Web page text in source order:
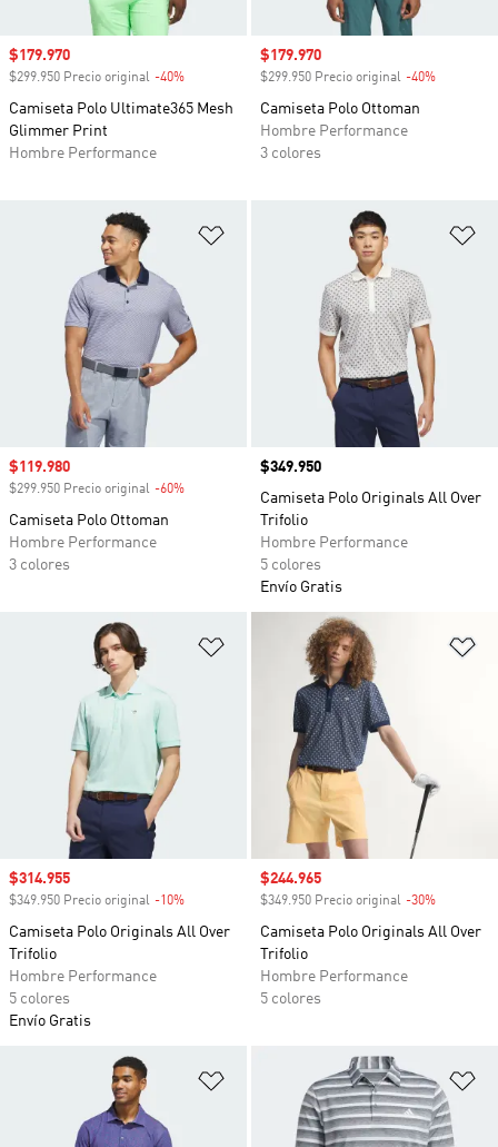
Precio de venta
$179.970
$299.950 Precio original -40%
Camiseta Polo Ultimate365 Mesh
Glimmer Print
Hombre Performance
Precio de venta
$179.970
$299.950 Precio original -40%
Camiseta Polo Ottoman
Hombre Performance
3 colores
Añadir a la lista de deseos
Precio de venta
$119.980
$299.950 Precio original -60%
Camiseta Polo Ottoman
Hombre Performance
3 colores
Precio
$349.950
Camiseta Polo Originals All Over
Trifolio
Hombre Performance
5 colores
Envío Gratis
Añadir a la lista de deseos
Precio de venta
$314.955
$349.950 Precio original -10%
Camiseta Polo Originals All Over
Trifolio
Hombre Performance
5 colores
Envío Gratis
Precio de venta
$244.965
$349.950 Precio original -30%
Camiseta Polo Originals All Over
Trifolio
Hombre Performance
5 colores
Añadir a la lista de deseos